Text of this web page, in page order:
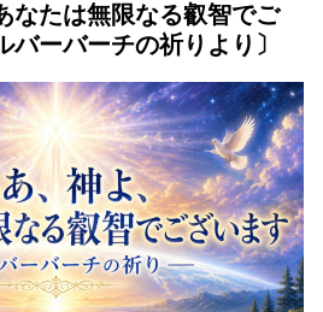
なたは無限なる叡智でご
バーバーチの祈りより〕